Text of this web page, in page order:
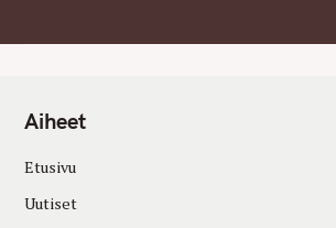
Aiheet
Etusivu
Uutiset